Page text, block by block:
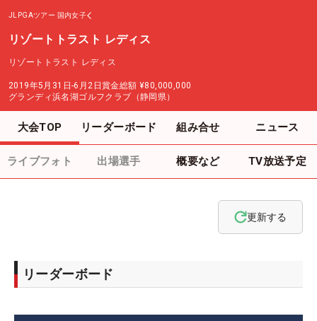
JLPGAツアー 国内女子
リゾートトラスト レディス
リゾートトラスト レディス
2019年5月31日-6月2日賞金総額 ¥80,000,000
グランディ浜名湖ゴルフクラブ（静岡県）
大会TOP リーダーボード 組み合せ ニュース
ライブフォト 出場選手 概要など TV放送予定
更新する
リーダーボード